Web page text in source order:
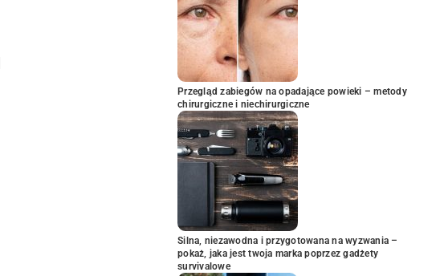
Przegląd zabiegów na opadające powieki – metody
chirurgiczne i niechirurgiczne
Silna, niezawodna i przygotowana na wyzwania –
pokaż, jaka jest twoja marka poprzez gadżety
survivalowe